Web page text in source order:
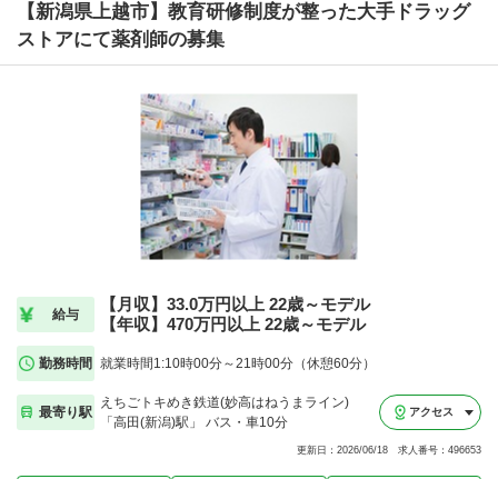
【新潟県上越市】教育研修制度が整った大手ドラッグ
ストアにて薬剤師の募集
給与
【月収】33.0万円以上 22歳～モデル
【年収】470万円以上 22歳～モデル
勤務時間 就業時間1:10時00分～21時00分（休憩60分）
最寄り駅
えちごトキめき鉄道(妙高はねうまライン)
「高田(新潟)駅」 バス・車10分
アクセス
更新日：2026/06/18 求人番号：496653